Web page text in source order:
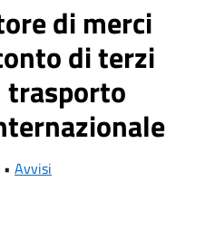
di merci
di terzi
trasporto
Avvisi